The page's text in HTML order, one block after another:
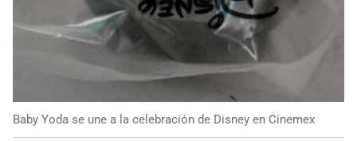
Baby Yoda se une a la celebración de Disney en Cinemex